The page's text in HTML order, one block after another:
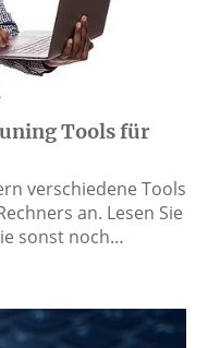
Tools für
verschiedene Tools
an. Lesen Sie
sonst noch…